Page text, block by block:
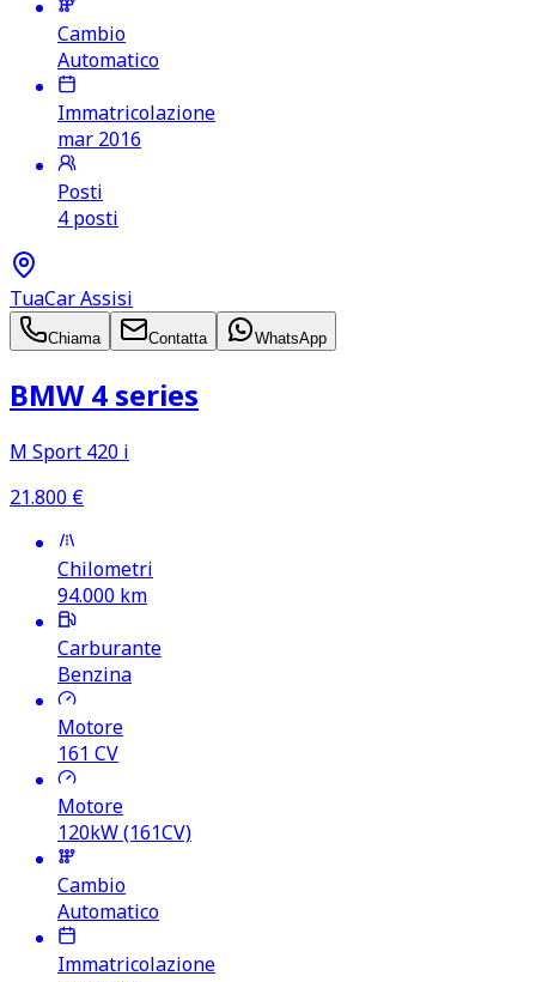
Cambio
Automatico
Immatricolazione
mar 2016
Posti
4 posti
TuaCar Assisi
Chiama Contatta WhatsApp
BMW 4 series
M Sport 420 i
21.800 €
Chilometri
94.000 km
Carburante
Benzina
Motore
161 CV
Motore
120kW (161CV)
Cambio
Automatico
Immatricolazione